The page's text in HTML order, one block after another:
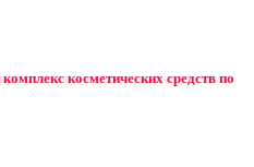
косметических средств по